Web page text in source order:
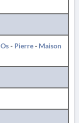
Os- Pierre- Maison